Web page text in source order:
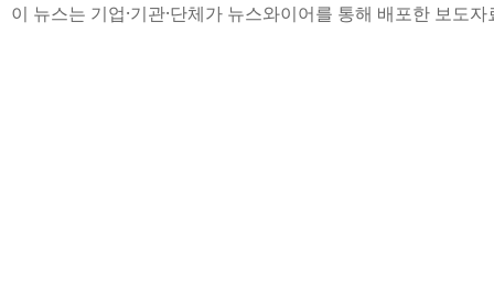
이 뉴스는 기업·기관·단체가 뉴스와이어를 통해 배포한 보도